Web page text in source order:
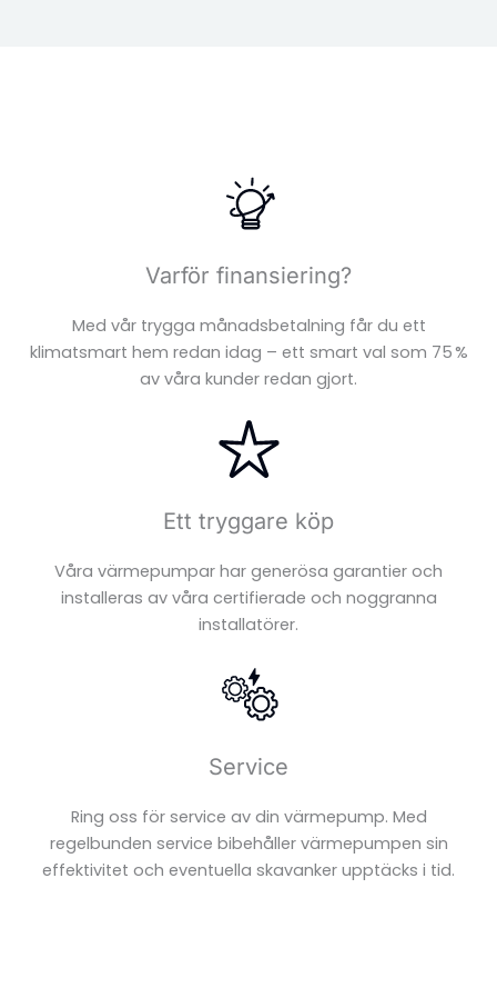
Varför finansiering?
Med vår trygga månadsbetalning får du ett
klimatsmart hem redan idag – ett smart val som 75 %
av våra kunder redan gjort.
Ett tryggare köp
Våra värmepumpar har generösa garantier och
installeras av våra certifierade och noggranna
installatörer.
FÖRNYBAR
ENERGI
Service
Ring oss för service av din värmepump. Med
regelbunden service bibehåller värmepumpen sin
effektivitet och eventuella skavanker upptäcks i tid.